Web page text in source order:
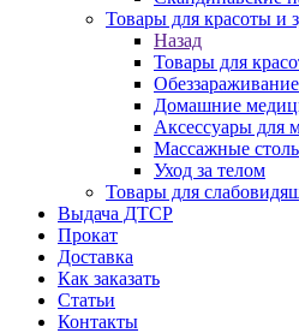
Товары для красоты и
Назад
Товары для
Домашние
Аксессуары для
Массажные
Уход за телом
Товары для
Выдача ДТСР
Прокат
Доставка
Как заказать
Статьи
Контакты